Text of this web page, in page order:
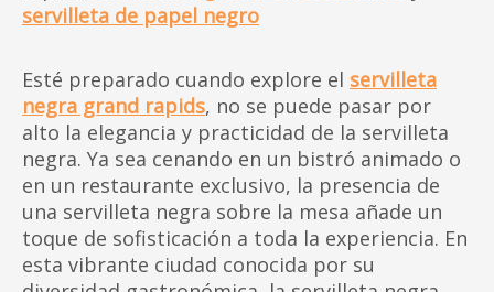
servilleta de papel negro
Esté preparado cuando explore el servilleta
negra grand rapids, no se puede pasar por
alto la elegancia y practicidad de la servilleta
negra. Ya sea cenando en un bistró animado o
en un restaurante exclusivo, la presencia de
una servilleta negra sobre la mesa añade un
toque de sofisticación a toda la experiencia. En
esta vibrante ciudad conocida por su